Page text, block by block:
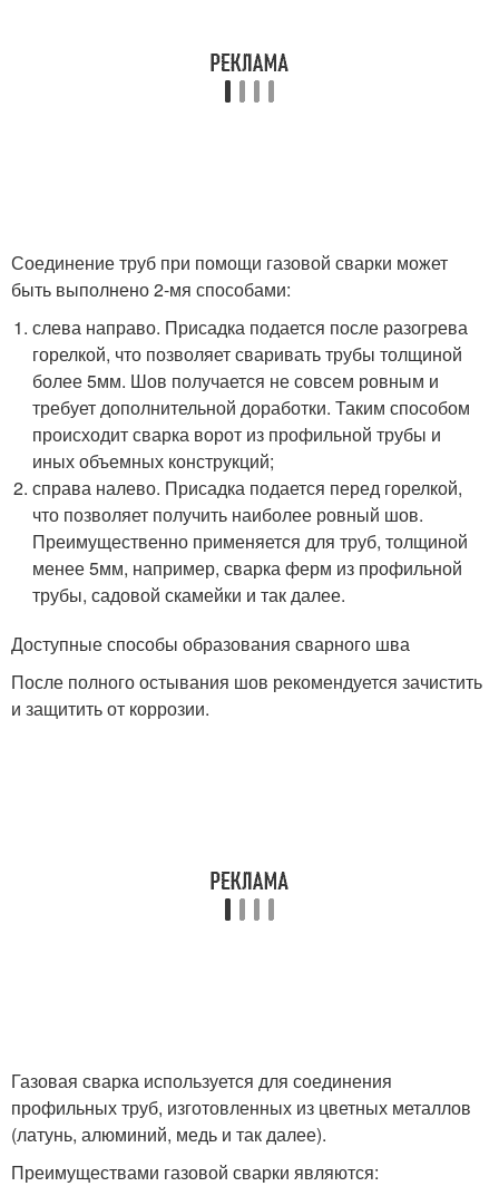
Соединение труб при помощи газовой сварки может
быть выполнено 2-мя способами:
слева направо. Присадка подается после разогрева
горелкой, что позволяет сваривать трубы толщиной
более 5мм. Шов получается не совсем ровным и
требует дополнительной доработки. Таким способом
происходит сварка ворот из профильной трубы и
иных объемных конструкций;
справа налево. Присадка подается перед горелкой,
что позволяет получить наиболее ровный шов.
Преимущественно применяется для труб, толщиной
менее 5мм, например, сварка ферм из профильной
трубы, садовой скамейки и так далее.
Доступные способы образования сварного шва
После полного остывания шов рекомендуется зачистить
и защитить от коррозии.
Газовая сварка используется для соединения
профильных труб, изготовленных из цветных металлов
(латунь, алюминий, медь и так далее).
Преимуществами газовой сварки являются: